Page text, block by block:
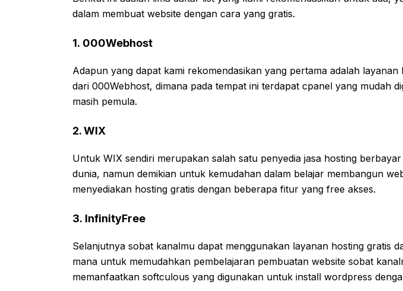
dalam membuat website dengan cara yang gratis.
1. 000Webhost
Adapun yang dapat kami rekomendasikan yang pertama adalah layanan
dari 000Webhost, dimana pada tempat ini terdapat cpanel yang mudah
masih pemula.
2. WIX
Untuk WIX sendiri merupakan salah satu penyedia jasa hosting
dunia, namun demikian untuk kemudahan dalam belajar membangun
menyediakan hosting gratis dengan beberapa fitur yang free akses.
3. InfinityFree
Selanjutnya sobat kanalmu dapat menggunakan layanan hosting gratis
mana untuk memudahkan pembelajaran pembuatan website sobat
memanfaatkan softculous yang digunakan untuk install wordpress